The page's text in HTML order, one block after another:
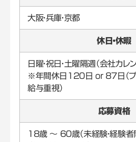
大阪・兵庫・京都
休日・休暇
日曜・祝日・土曜隔週（会社カレ
※年間休日120日 or 87日（プ
給与重視）
応募資格
18歳 ～ 60歳（未経験・経験者